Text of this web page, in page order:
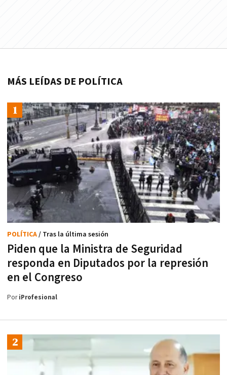
MÁS LEÍDAS DE POLÍTICA
Piden que la Ministra de Seguridad
responda en Diputados por la represión
en el Congreso
POLÍTICA/ Tras la última sesión
PoriProfesional